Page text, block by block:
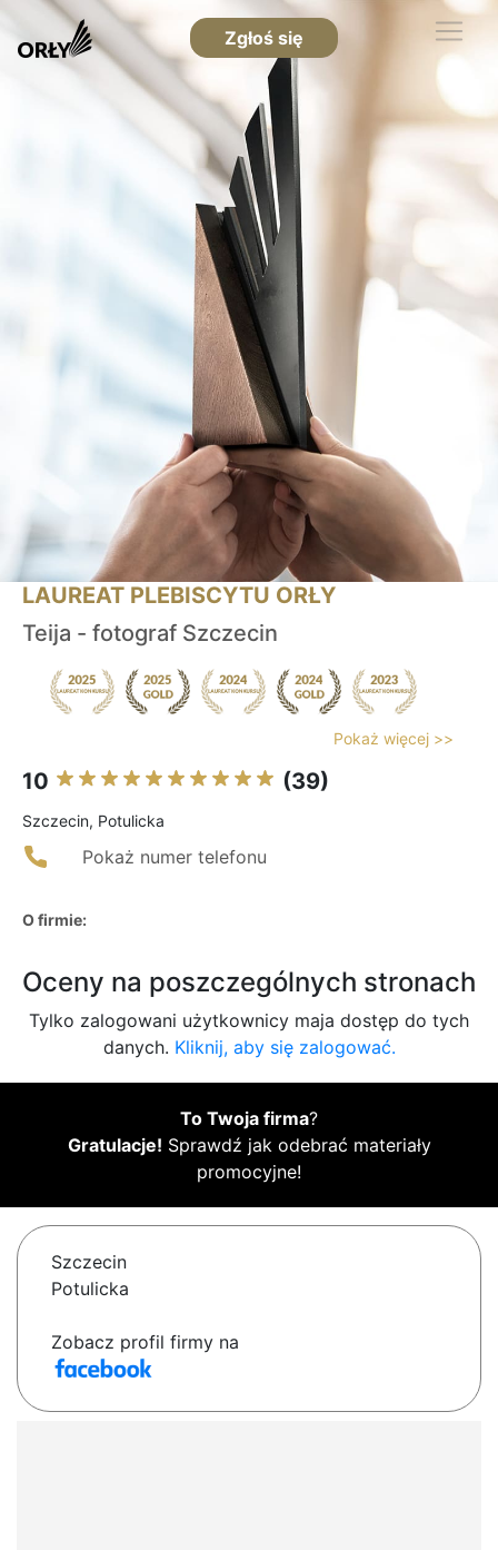
Zgłoś się
LAUREAT PLEBISCYTU ORŁY
Teija - fotograf Szczecin
Pokaż więcej >>
10 (39)
Szczecin, Potulicka
Pokaż numer telefonu
O firmie:
Oceny na poszczególnych stronach
Tylko zalogowani użytkownicy maja dostęp do tych
danych. Kliknij, aby się zalogować.
To Twoja firma?
Gratulacje! Sprawdź jak odebrać materiały
promocyjne!
Szczecin
Potulicka
Zobacz profil firmy na